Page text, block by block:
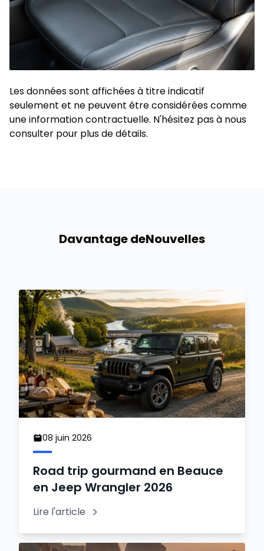
Les données sont affichées à titre indicatif
seulement et ne peuvent être considérées comme
une information contractuelle. N'hésitez pas à nous
consulter pour plus de détails.
Davantage deNouvelles
08 juin 2026
Road trip gourmand en Beauce
en Jeep Wrangler 2026
Lire l'article